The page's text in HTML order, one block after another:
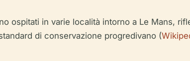
ospitati in varie località intorno a Le Mans,
di conservazione progredivano (